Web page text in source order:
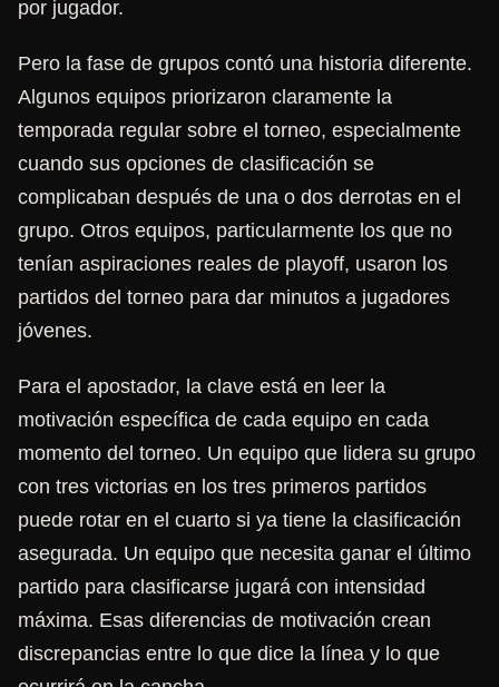
por jugador.
Pero la fase de grupos contó una historia diferente.
Algunos equipos priorizaron claramente la
temporada regular sobre el torneo, especialmente
cuando sus opciones de clasificación se
complicaban después de una o dos derrotas en el
grupo. Otros equipos, particularmente los que no
tenían aspiraciones reales de playoff, usaron los
partidos del torneo para dar minutos a jugadores
jóvenes.
Para el apostador, la clave está en leer la
motivación específica de cada equipo en cada
momento del torneo. Un equipo que lidera su grupo
con tres victorias en los tres primeros partidos
puede rotar en el cuarto si ya tiene la clasificación
asegurada. Un equipo que necesita ganar el último
partido para clasificarse jugará con intensidad
máxima. Esas diferencias de motivación crean
discrepancias entre lo que dice la línea y lo que